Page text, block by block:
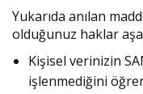
Yukarıda anılan
olduğunuz haklar
Kişisel verinizin
işlenmediğini